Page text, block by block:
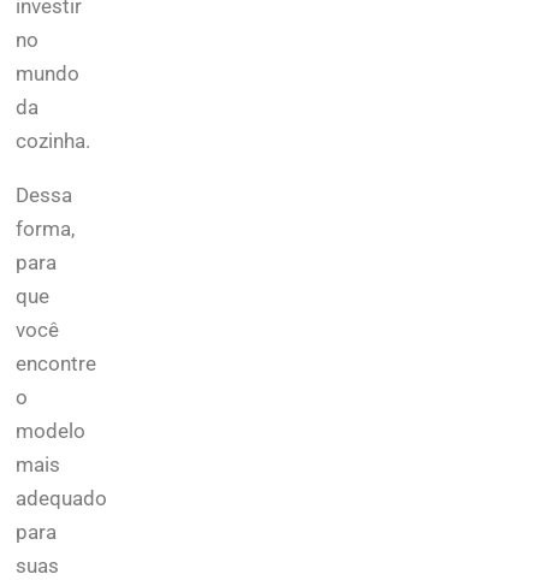
investir
no
mundo
da
cozinha.
Dessa
forma,
para
que
você
encontre
o
modelo
mais
adequado
para
suas